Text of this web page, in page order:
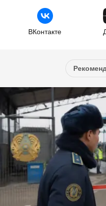
ВКонтакте